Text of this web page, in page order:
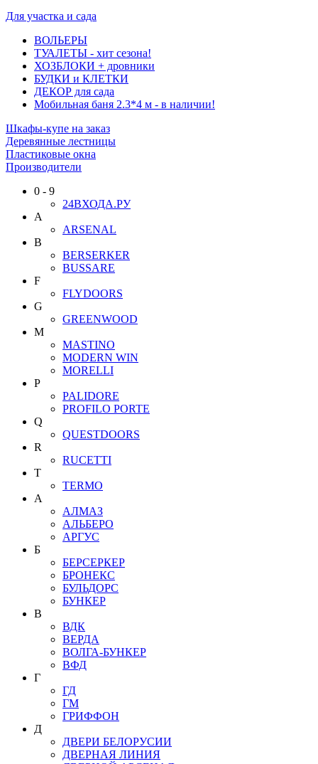
Для участка и сада
ВОЛЬЕРЫ
ТУАЛЕТЫ - хит сезона!
ХОЗБЛОКИ + дровники
БУДКИ и КЛЕТКИ
ДЕКОР для сада
Мобильная баня 2.3*4 м - в наличии!
Шкафы-купе на заказ
Деревянные лестницы
Пластиковые окна
Производители
0 - 9
24ВХОДА.РУ
A
ARSENAL
B
BERSERKER
BUSSARE
F
FLYDOORS
G
GREENWOOD
M
MASTINO
MODERN WIN
MORELLI
P
PALIDORE
PROFILO PORTE
Q
QUESTDOORS
R
RUCETTI
T
TERMO
А
АЛМАЗ
АЛЬБЕРО
АРГУС
Б
БЕРСЕРКЕР
БРОНЕКС
БУЛЬДОРС
БУНКЕР
В
ВДК
ВЕРДА
ВОЛГА-БУНКЕР
ВФД
Г
ГД
ГМ
ГРИФФОН
Д
ДВЕРИ БЕЛОРУСИИ
ДВЕРНАЯ ЛИНИЯ